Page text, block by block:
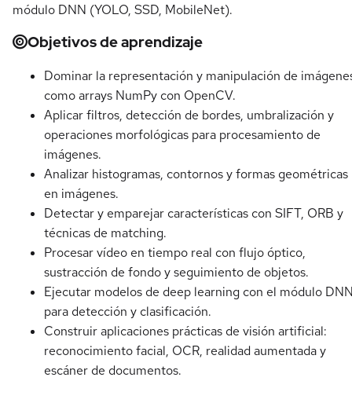
módulo DNN (YOLO, SSD, MobileNet).
Objetivos de aprendizaje
Dominar la representación y manipulación de
como arrays NumPy con OpenCV.
Aplicar filtros, detección de bordes, umbralización y
operaciones morfológicas para procesamiento de
imágenes.
Analizar histogramas, contornos y formas geométricas
en imágenes.
Detectar y emparejar características con SIFT, ORB y
técnicas de matching.
Procesar vídeo en tiempo real con flujo óptico,
sustracción de fondo y seguimiento de objetos.
Ejecutar modelos de deep learning con el módulo
para detección y clasificación.
Construir aplicaciones prácticas de visión artificial:
reconocimiento facial, OCR, realidad aumentada y
escáner de documentos.